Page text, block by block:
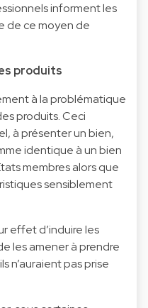
informent les
de ce moyen de
produits
à la problématique
produits. Ceci
à présenter un bien,
identique à un bien
membres alors que
sensiblement
effet d’induire les
les amener à prendre
n’auraient pas prise